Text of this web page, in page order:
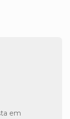
em